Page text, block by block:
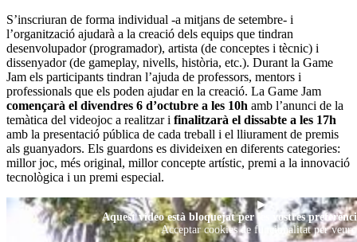
S’inscriuran de forma individual -a mitjans de setembre- i
l’organització ajudarà a la creació dels equips que tindran
desenvolupador (programador), artista (de conceptes i tècnic) i
dissenyador (de gameplay, nivells, història, etc.). Durant la Game
Jam els participants tindran l’ajuda de professors, mentors i
professionals que els poden ajudar en la creació. La Game Jam
començarà el divendres 6 d’octubre a les 10h amb l’anunci de la
temàtica del videojoc a realitzar i finalitzarà el dissabte a les 17h
amb la presentació pública de cada treball i el lliurament de premis
als guanyadors. Els guardons es divideixen en diferents categories:
millor joc, més original, millor concepte artístic, premi a la innovació
tecnològica i un premi especial.
▶
Aquest vídeo està bloquejat per les vostres
Acceptar cookies de funcionalitat per